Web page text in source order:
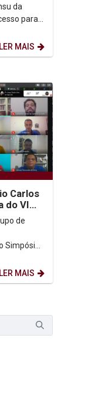
da
para
LER MAIS
Carlos
do VI
de
Simpósio
LER MAIS